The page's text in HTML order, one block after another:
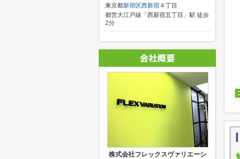
東京都新宿区西新宿４丁目
都営大江戸線「西新宿五丁目」駅 徒歩
2分
株式会社フレックスヴァリエーシ